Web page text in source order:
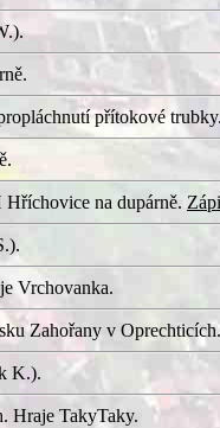
přítokové trubky.
na dupárně.
Vrchovanka.
Zahořany v Oprechticích.
K.).
Hraje TakyTaky.